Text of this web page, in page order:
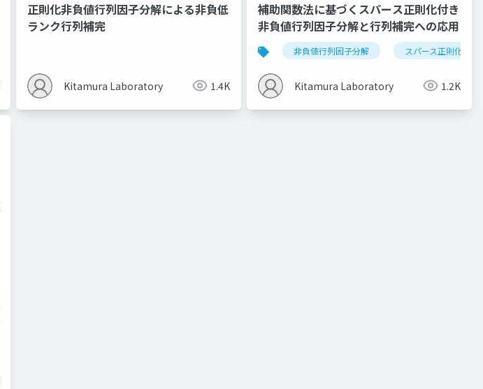
正則化非負値行列因子分解による非負低
ランク行列補完
Kitamura Laboratory 1.4K
補助関数法に基づくスパース正則化付き
非負値行列因子分解と行列補完への応用
非負値行列因子分解 スパース正則化
Kitamura Laboratory 1.2K